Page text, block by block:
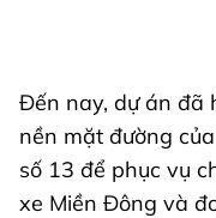
Đến nay, dự án đã
nền mặt đường
số 13 để phục vụ
xe Miền Đông và